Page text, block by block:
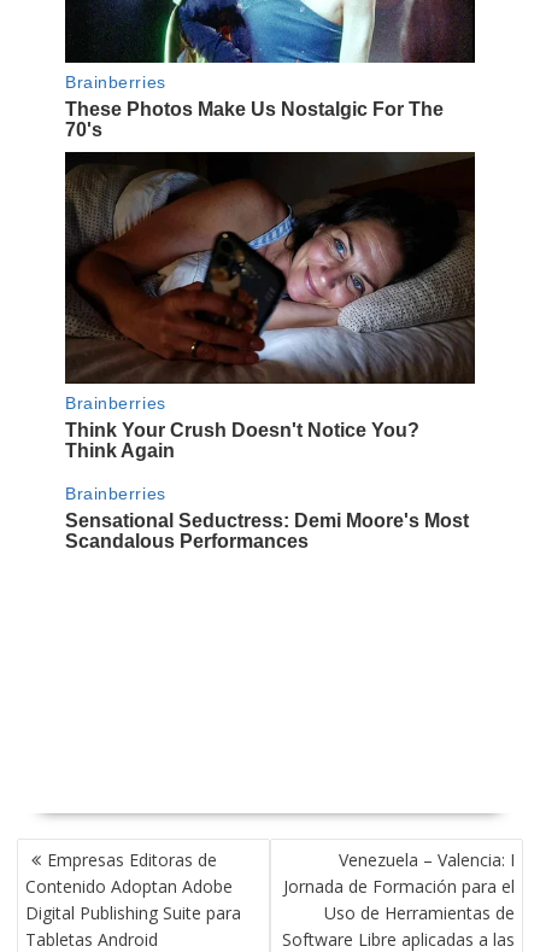
NAVEGACIÓN
DE
ENTRADAS
Empresas Editoras de
Contenido Adoptan Adobe
Digital Publishing Suite para
Tabletas Android
Venezuela – Valencia: I
Jornada de Formación para el
Uso de Herramientas de
Software Libre aplicadas a las